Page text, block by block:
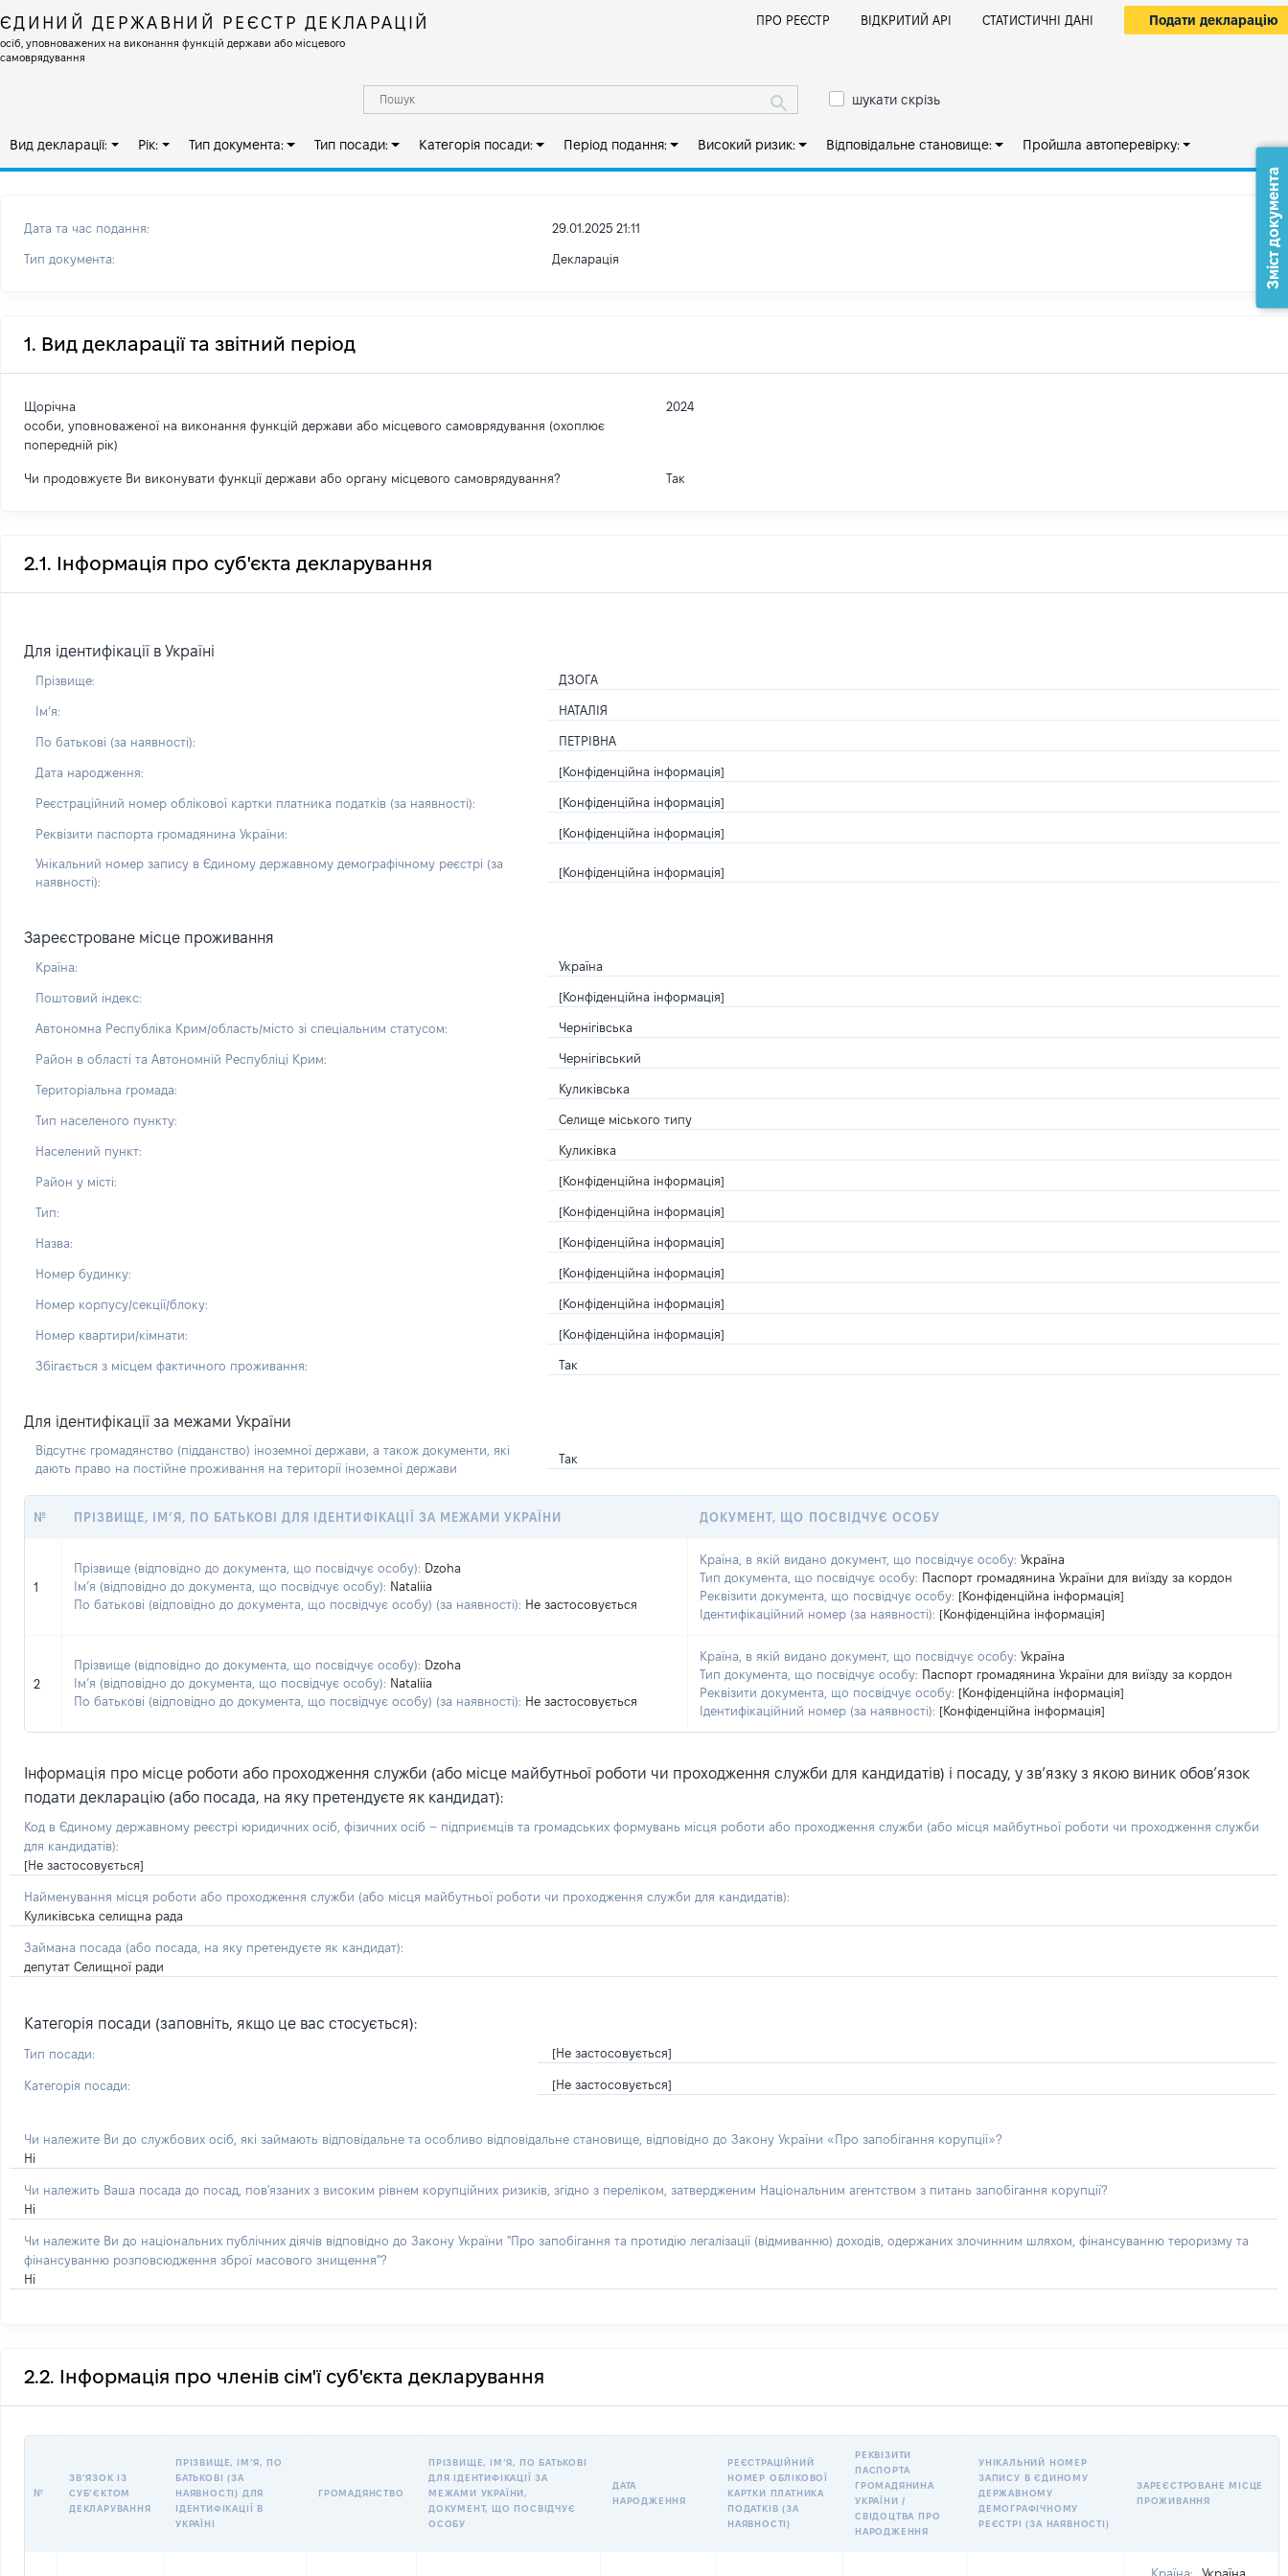
ЄДИНИЙ ДЕРЖАВНИЙ РЕЄСТР ДЕКЛАРАЦІЙ
осіб, уповноважених на виконання функцій держави або місцевого
самоврядування
ПРО РЕЄСТР ВІДКРИТИЙ АРІ СТАТИСТИЧНІ ДАНІ Подати декларацію
шукати скрізь
Вид декларації: Рік: Тип документа: Тип посади: Категорія посади: Період подання: Високий ризик: Відповідальне становище: Пройшла автоперевірку:
Дата та час подання: 29.01.2025 21:11
Тип документа: Декларація
1. Вид декларації та звітний період
Щорічна
особи, уповноваженої на виконання функцій держави або місцевого самоврядування (охоплює
попередній рік)
2024
Чи продовжуєте Ви виконувати функції держави або органу місцевого самоврядування? Так
2.1. Інформація про суб'єкта декларування
Для ідентифікації в Україні
Прізвище: ДЗОГА
Імʼя: НАТАЛІЯ
По батькові (за наявності): ПЕТРІВНА
Дата народження: [Конфіденційна інформація]
Реєстраційний номер облікової картки платника податків (за наявності): [Конфіденційна інформація]
Реквізити паспорта громадянина України: [Конфіденційна інформація]
Унікальний номер запису в Єдиному державному демографічному реєстрі (за
наявності):
[Конфіденційна інформація]
Зареєстроване місце проживання
Країна: Україна
Поштовий індекс: [Конфіденційна інформація]
Автономна Республіка Крим/область/місто зі спеціальним статусом: Чернігівська
Район в області та Автономній Республіці Крим: Чернігівський
Територіальна громада: Куликівська
Тип населеного пункту: Селище міського типу
Населений пункт: Куликівка
Район у місті: [Конфіденційна інформація]
Тип: [Конфіденційна інформація]
Назва: [Конфіденційна інформація]
Номер будинку: [Конфіденційна інформація]
Номер корпусу/секції/блоку: [Конфіденційна інформація]
Номер квартири/кімнати: [Конфіденційна інформація]
Збігається з місцем фактичного проживання: Так
Для ідентифікації за межами України
Відсутнє громадянство (підданство) іноземної держави, а також документи, які
дають право на постійне проживання на території іноземної держави
Так
№ ПРІЗВИЩЕ, ІМ’Я, ПО БАТЬКОВІ ДЛЯ ІДЕНТИФІКАЦІЇ ЗА МЕЖАМИ УКРАЇНИ ДОКУМЕНТ, ЩО ПОСВІДЧУЄ ОСОБУ
1
Прізвище (відповідно до документа, що посвідчує особу): Dzoha
Ім’я (відповідно до документа, що посвідчує особу): Nataliia
По батькові (відповідно до документа, що посвідчує особу) (за наявності): Не застосовується
Країна, в якій видано документ, що посвідчує особу: Україна
Тип документа, що посвідчує особу: Паспорт громадянина України для виїзду за кордон
Реквізити документа, що посвідчує особу: [Конфіденційна інформація]
Ідентифікаційний номер (за наявності): [Конфіденційна інформація]
2
Прізвище (відповідно до документа, що посвідчує особу): Dzoha
Ім’я (відповідно до документа, що посвідчує особу): Nataliia
По батькові (відповідно до документа, що посвідчує особу) (за наявності): Не застосовується
Країна, в якій видано документ, що посвідчує особу: Україна
Тип документа, що посвідчує особу: Паспорт громадянина України для виїзду за кордон
Реквізити документа, що посвідчує особу: [Конфіденційна інформація]
Ідентифікаційний номер (за наявності): [Конфіденційна інформація]
Інформація про місце роботи або проходження служби (або місце майбутньої роботи чи проходження служби для кандидатів) і посаду, у зв’язку з якою виник обов’язок
подати декларацію (або посада, на яку претендуєте як кандидат):
Код в Єдиному державному реєстрі юридичних осіб, фізичних осіб – підприємців та громадських формувань місця роботи або проходження служби (або місця майбутньої роботи чи проходження служби
для кандидатів):
[Не застосовується]
Найменування місця роботи або проходження служби (або місця майбутньої роботи чи проходження служби для кандидатів):
Куликівська селищна рада
Займана посада (або посада, на яку претендуєте як кандидат):
депутат Селищної ради
Категорія посади (заповніть, якщо це вас стосується):
Тип посади: [Не застосовується]
Категорія посади: [Не застосовується]
Чи належите Ви до службових осіб, які займають відповідальне та особливо відповідальне становище, відповідно до Закону України «Про запобігання корупції»?
Ні
Чи належить Ваша посада до посад, пов'язаних з високим рівнем корупційних ризиків, згідно з переліком, затвердженим Національним агентством з питань запобігання корупції?
Ні
Чи належите Ви до національних публічних діячів відповідно до Закону України "Про запобігання та протидію легалізації (відмиванню) доходів, одержаних злочинним шляхом, фінансуванню тероризму та
фінансуванню розповсюдження зброї масового знищення"?
Ні
2.2. Інформація про членів сім'ї суб'єкта декларування
№
ЗВʼЯЗОК ІЗ
СУБʼЄКТОМ
ДЕКЛАРУВАННЯ
ПРІЗВИЩЕ, ІМʼЯ, ПО
БАТЬКОВІ (ЗА
НАЯВНОСТІ) ДЛЯ
ІДЕНТИФІКАЦІЇ В
УКРАЇНІ
ГРОМАДЯНСТВО
ПРІЗВИЩЕ, ІМʼЯ, ПО БАТЬКОВІ
ДЛЯ ІДЕНТИФІКАЦІЇ ЗА
МЕЖАМИ УКРАЇНИ,
ДОКУМЕНТ, ЩО ПОСВІДЧУЄ
ОСОБУ
ДАТА
НАРОДЖЕННЯ
РЕЄСТРАЦІЙНИЙ
НОМЕР ОБЛІКОВОЇ
КАРТКИ ПЛАТНИКА
ПОДАТКІВ (ЗА
НАЯВНОСТІ)
РЕКВІЗИТИ
ПАСПОРТА
ГРОМАДЯНИНА
УКРАЇНИ /
СВІДОЦТВА ПРО
НАРОДЖЕННЯ
УНІКАЛЬНИЙ НОМЕР
ЗАПИСУ В ЄДИНОМУ
ДЕРЖАВНОМУ
ДЕМОГРАФІЧНОМУ
РЕЄСТРІ (ЗА НАЯВНОСТІ)
ЗАРЕЄСТРОВАНЕ МІСЦЕ
ПРОЖИВАННЯ
Країна:
Україна
Зміст документа